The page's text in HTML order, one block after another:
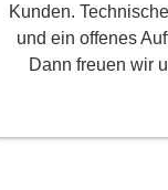
Kunden.
und ein offenes
Dann freuen wir